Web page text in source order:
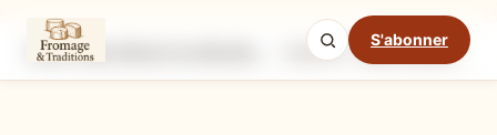
S'abonner
Ingrédients Étapes
Mode cuisine